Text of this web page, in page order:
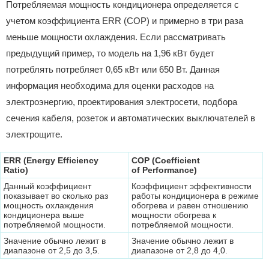
Потребляемая мощность кондиционера определяется с
учетом коэффициента ERR (COP) и примерно в три раза
меньше мощности охлаждения. Если рассматривать
предыдущий пример, то модель на 1,96 кВт будет
потреблять потребляет 0,65 кВт или 650 Вт. Данная
информация необходима для оценки расходов на
электроэнергию, проектирования электросети, подбора
сечения кабеля, розеток и автоматических выключателей в
электрощите.
ERR (Energy Efficiency
Ratio)
COP (Coefficient
of Performance)
Данный коэффициент
показывает во сколько раз
мощность охлаждения
кондиционера выше
потребляемой мощности.
Коэффициент эффективности
работы кондиционера в режиме
обогрева и равен отношению
мощности обогрева к
потребляемой мощности.
Значение обычно лежит в
диапазоне от 2,5 до 3,5.
Значение обычно лежит в
диапазоне от 2,8 до 4,0.